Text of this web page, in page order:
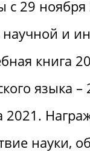
с 29 ноября
и
книга
языка –
2021.
науки,